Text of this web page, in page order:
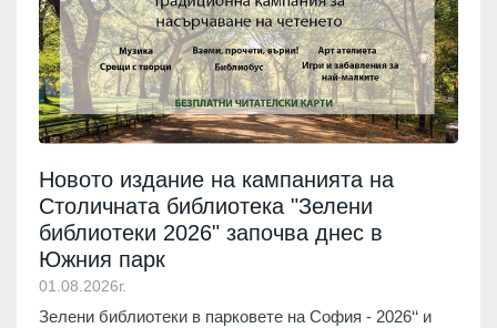
Новото издание на кампанията на
Столичната библиотека "Зелени
библиотеки 2026" започва днес в
Южния парк
01.08.2026г.
Зелени библиотеки в парковете на София - 2026‘‘ и